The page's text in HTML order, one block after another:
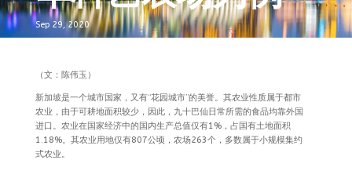
Sep 29, 2020
（文：陈伟玉）
新加坡是一个城市国家，又有“花园城市”的美誉。其农业性质属于都市
农业，由于可耕地面积较少，因此，九十巴仙日常所需的食品均靠外国
进口。农业在国家经济中的国内生产总值仅有1%，占国有土地面积
1.18%。其农业用地仅有807公顷，农场263个，多数属于小规模集约
式农业。